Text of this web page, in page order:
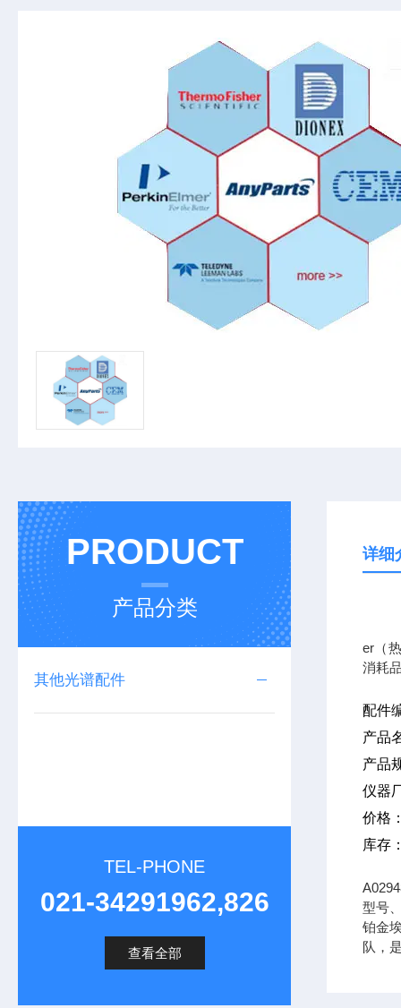
PRODUCT
产品分类
其他光谱配件
TEL-PHONE
021-34291962,826
查看全部
详细
er（
消耗
配件
产品
产品
仪器
价格
库存
型号
铂金
队，